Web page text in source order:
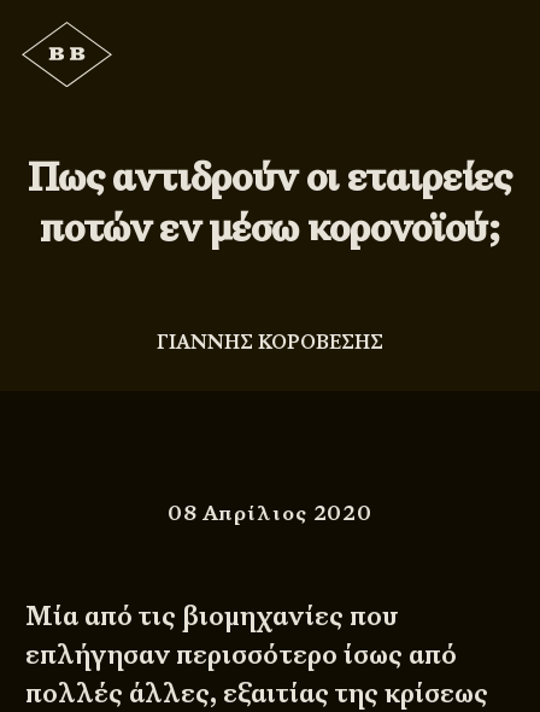
Πως αντιδρούν οι εταιρείες
ποτών εν μέσω κορονοϊού;
ΓΙΑΝΝΗΣ ΚΟΡΟΒΕΣΗΣ
08 Απρίλιος 2020
Μία από τις βιομηχανίες που
επλήγησαν περισσότερο ίσως από
πολλές άλλες, εξαιτίας της κρίσεως